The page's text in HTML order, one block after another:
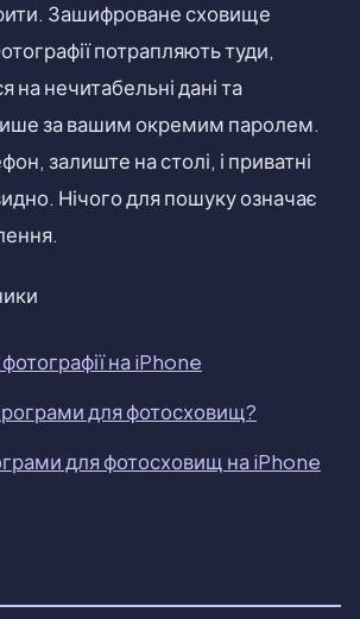
Зашифроване сховище
потрапляють туди,
нечитабельні дані та
за вашим окремим паролем.
залиште на столі, і приватні
Нічого для пошуку означає
на iPhone
для фотосховищ?
для фотосховищ на iPhone